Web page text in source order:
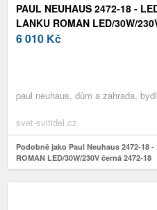
PAUL NEUHAUS 2472-18 -
LANKU ROMAN LED/30W/
6 010 Kč
paul neuhaus, dům a zahrada,
svet-svitidel.cz
Podobně jako Paul Neuhaus 2472-18
ROMAN LED/30W/230V černá 2472-18